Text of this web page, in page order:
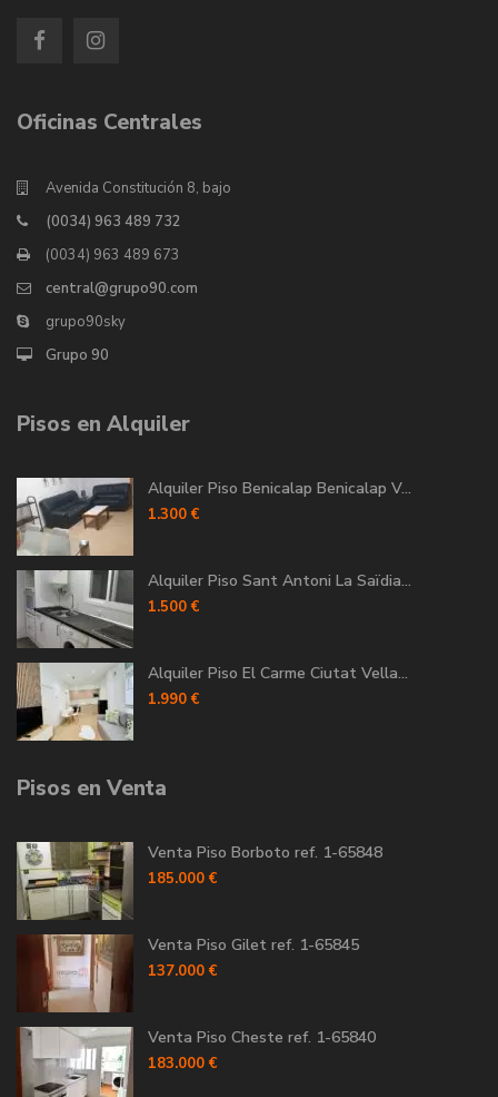
Oficinas Centrales
Avenida Constitución 8, bajo
(0034) 963 489 732
(0034) 963 489 673
central@grupo90.com
grupo90sky
Grupo 90
Pisos en Alquiler
Alquiler Piso Benicalap Benicalap V...
1.300 €
Alquiler Piso Sant Antoni La Saïdia...
1.500 €
Alquiler Piso El Carme Ciutat Vella...
1.990 €
Pisos en Venta
Venta Piso Borboto ref. 1-65848
185.000 €
Venta Piso Gilet ref. 1-65845
137.000 €
Venta Piso Cheste ref. 1-65840
183.000 €